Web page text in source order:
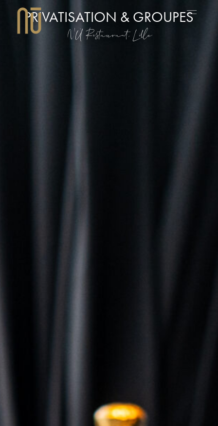
PRIVATISATION & GROUPES
NŪ Restaurant, Lille